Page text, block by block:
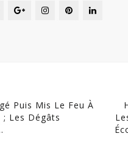
Puis Mis Le Feu À
Les Dégâts